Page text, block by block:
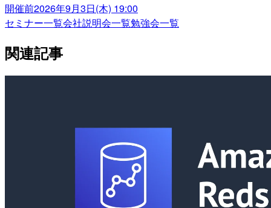
開催前2026年9月3日(木) 19:00
セミナー一覧会社説明会一覧勉強会一覧
関連記事